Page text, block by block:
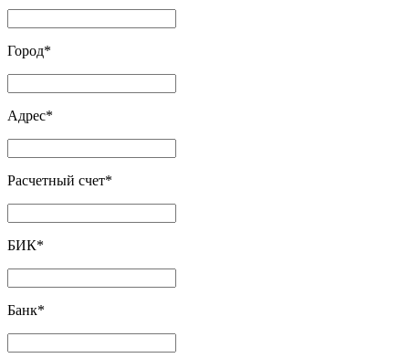
Город*
Адрес*
Расчетный счет*
БИК*
Банк*